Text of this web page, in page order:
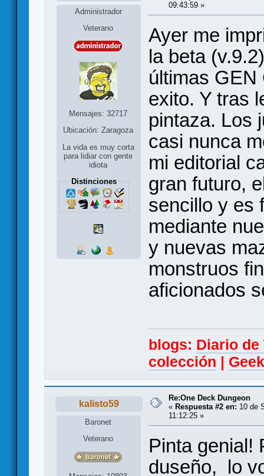
Administrador
Veterano
Mensajes: 32717
Ubicación: Zaragoza
La vida es muy corta
para lidiar con gente
idiota
Distinciones
09:43:59 »
Ayer me
la beta
últimas GEN
exito. Y tras
pintaza. Los
casi nunca
mi editorial
gran futuro,
sencillo y es
mediante
y nuevas
monstruos
aficionados
blogs: Diario
colección |
kalisto59
Baronet
Veterano
Re:One Deck Dungeon
« Respuesta #2 en: 10 de
11:12:25 »
Pinta genial!
duseño, lo